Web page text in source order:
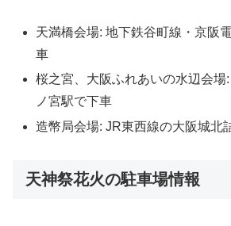
天満橋会場: 地下鉄谷町線・京阪
車
桜之宮、大阪ふれあいの水辺会場
ノ宮駅で下車
造幣局会場: JR東西線の大阪城北
天神祭花火の駐車場情報